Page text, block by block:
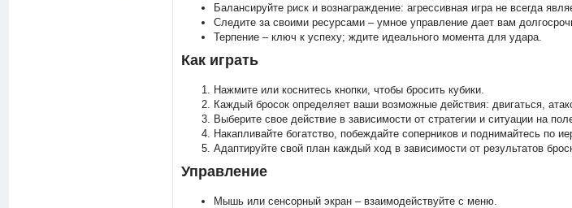
Балансируйте риск и вознаграждение: агрессивная игра не всегда
Следите за своими ресурсами – умное управление дает вам
Терпение – ключ к успеху; ждите идеального момента для удара.
Как играть
Нажмите или коснитесь кнопки, чтобы бросить кубики.
Каждый бросок определяет ваши возможные действия: двигаться,
Выберите свое действие в зависимости от стратегии и ситуации на
Накапливайте богатство, побеждайте соперников и поднимайтесь по
Адаптируйте свой план каждый ход в зависимости от результатов
Управление
Мышь или сенсорный экран – взаимодействуйте с меню.